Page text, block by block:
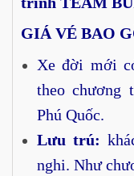
GIÁ VÉ BAO
Xe đời mới
theo chương
Phú Quốc.
Lưu trú:
nghi. Như